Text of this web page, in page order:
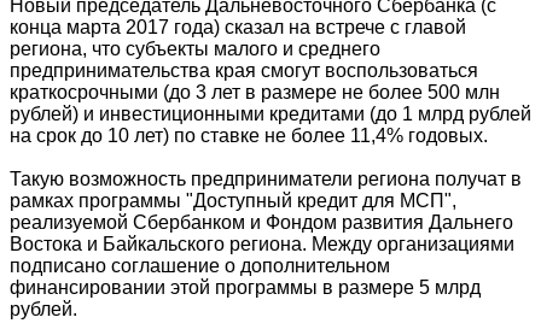
Новый председатель Дальневосточного Сбербанка (с
конца марта 2017 года) сказал на встрече с главой
региона, что субъекты малого и среднего
предпринимательства края смогут воспользоваться
краткосрочными (до 3 лет в размере не более 500 млн
рублей) и инвестиционными кредитами (до 1 млрд рублей
на срок до 10 лет) по ставке не более 11,4% годовых.
Такую возможность предприниматели региона получат в
рамках программы "Доступный кредит для МСП",
реализуемой Сбербанком и Фондом развития Дальнего
Востока и Байкальского региона. Между организациями
подписано соглашение о дополнительном
финансировании этой программы в размере 5 млрд
рублей.